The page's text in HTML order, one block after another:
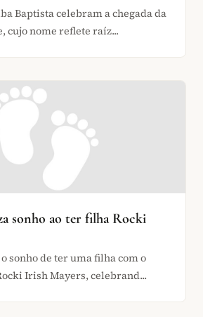
Baptista celebram a chegada da
cujo nome reflete raíz...
sonho ao ter filha Rocki
sonho de ter uma filha com o
Irish Mayers, celebrand...